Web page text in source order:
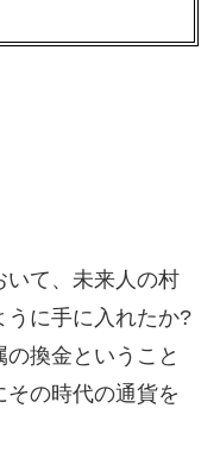
いて、未来人の村
うに手に入れたか?
換金ということ
の時代の通貨を